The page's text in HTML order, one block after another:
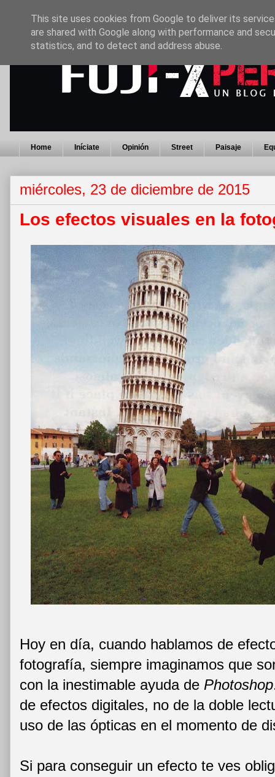
Home Iníciate Opinión Street Paisaje
miércoles, 23 de diciembre de 2015
Los efectos visuales en la
Hoy en día, cuando hablamos de
fotografía, siempre imaginamos que
con la inestimable ayuda de Photoshop
de efectos digitales, no de la doble
uso de las ópticas en el momento de
Si para conseguir un efecto te ves
This site uses cookies from Google to deliver its
are shared with Google along with performance and
statistics, and to detect and address abuse.